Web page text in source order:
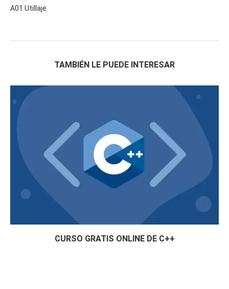
A01 Utillaje
TAMBIÉN LE PUEDE INTERESAR
CURSO GRATIS ONLINE DE C++